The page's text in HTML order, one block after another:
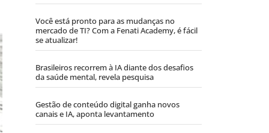
Você está pronto para as mudanças no
mercado de TI? Com a Fenati Academy, é fácil
se atualizar!
Brasileiros recorrem à IA diante dos desafios
da saúde mental, revela pesquisa
Gestão de conteúdo digital ganha novos
canais e IA, aponta levantamento